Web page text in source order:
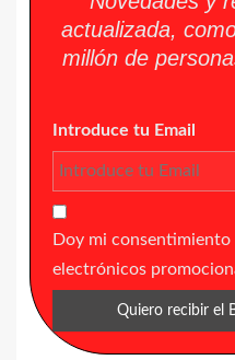
actualizada,
millón de
Introduce tu Email
Doy mi
electrónicos